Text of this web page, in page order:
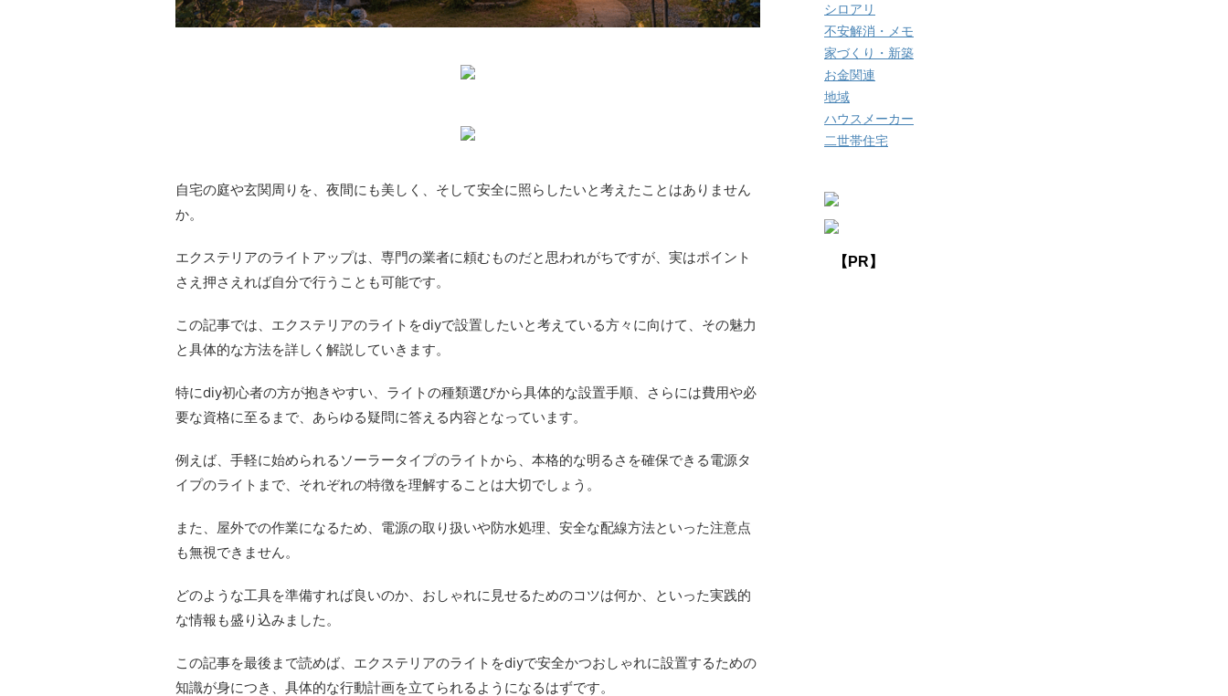
自宅の庭や玄関周りを、夜間にも美しく、そして安全に照らしたいと考えたことはありません
か。
エクステリアのライトアップは、専門の業者に頼むものだと思われがちですが、実はポイント
さえ押さえれば自分で行うことも可能です。
この記事では、エクステリアのライトをdiyで設置したいと考えている方々に向けて、その魅力
と具体的な方法を詳しく解説していきます。
特にdiy初心者の方が抱きやすい、ライトの種類選びから具体的な設置手順、さらには費用や必
要な資格に至るまで、あらゆる疑問に答える内容となっています。
例えば、手軽に始められるソーラータイプのライトから、本格的な明るさを確保できる電源タ
イプのライトまで、それぞれの特徴を理解することは大切でしょう。
また、屋外での作業になるため、電源の取り扱いや防水処理、安全な配線方法といった注意点
も無視できません。
どのような工具を準備すれば良いのか、おしゃれに見せるためのコツは何か、といった実践的
な情報も盛り込みました。
この記事を最後まで読めば、エクステリアのライトをdiyで安全かつおしゃれに設置するための
知識が身につき、具体的な行動計画を立てられるようになるはずです。
シロアリ
不安解消・メモ
家づくり・新築
お金関連
地域
ハウスメーカー
二世帯住宅
【PR】